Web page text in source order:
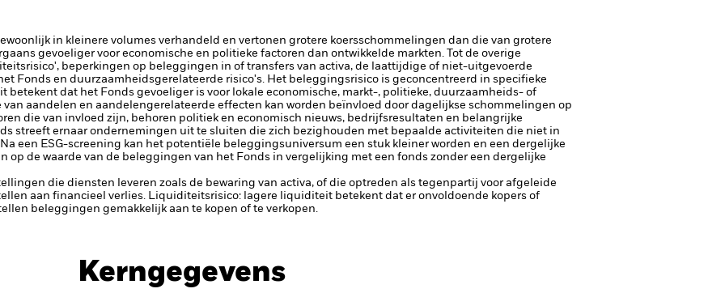
in kleinere volumes verhandeld en vertonen grotere koersschommelingen dan die van grotere
gevoeliger voor economische en politieke factoren dan ontwikkelde markten. Tot de overige
beperkingen op beleggingen in of transfers van activa, de laattijdige of niet-uitgevoerde
Fonds en duurzaamheidsgerelateerde risico's. Het beleggingsrisico is geconcentreerd in specifieke
betekent dat het Fonds gevoeliger is voor lokale economische, markt-, politieke, duurzaamheids- of
van aandelen en aandelengerelateerde effecten kan worden beïnvloed door dagelijkse schommelingen op
die van invloed zijn, behoren politiek en economisch nieuws, bedrijfsresultaten en belangrijke
streeft ernaar ondernemingen uit te sluiten die zich bezighouden met bepaalde activiteiten die niet in
een ESG-screening kan het potentiële beleggingsuniversum een stuk kleiner worden en een dergelijke
op de waarde van de beleggingen van het Fonds in vergelijking met een fonds zonder een dergelijke
die diensten leveren zoals de bewaring van activa, of die optreden als tegenpartij voor afgeleide
aan financieel verlies. Liquiditeitsrisico: lagere liquiditeit betekent dat er onvoldoende kopers of
beleggingen gemakkelijk aan te kopen of te verkopen.
Kerngegevens